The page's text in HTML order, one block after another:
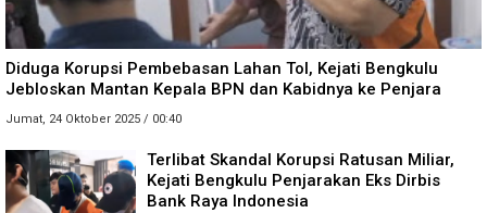
Diduga Korupsi Pembebasan Lahan Tol, Kejati Bengkulu
Jebloskan Mantan Kepala BPN dan Kabidnya ke Penjara
Jumat, 24 Oktober 2025 / 00:40
Terlibat Skandal Korupsi Ratusan Miliar,
Kejati Bengkulu Penjarakan Eks Dirbis
Bank Raya Indonesia